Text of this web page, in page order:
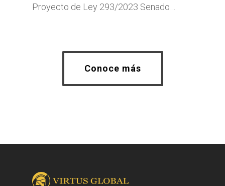
Proyecto de Ley 293/2023 Senado…
Conoce más